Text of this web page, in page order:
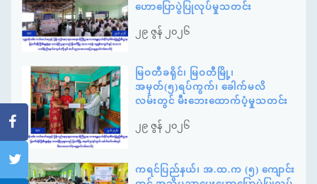
ဟောပြောပွဲပြုလုပ်မှုသတင်း
၂၉ ဇွန် ၂၀၂၆
မြဝတီခရိုင်၊ မြဝတီမြို့၊
အမှတ်(၅)ရပ်ကွက်၊ ခေါက်မလိ
လမ်းတွင် မီးဘေးထောက်ပံ့မှုသတင်း
၂၉ ဇွန် ၂၀၂၆
ကရင်ပြည်နယ်၊ အ.ထ.က (၅) ကျောင်း